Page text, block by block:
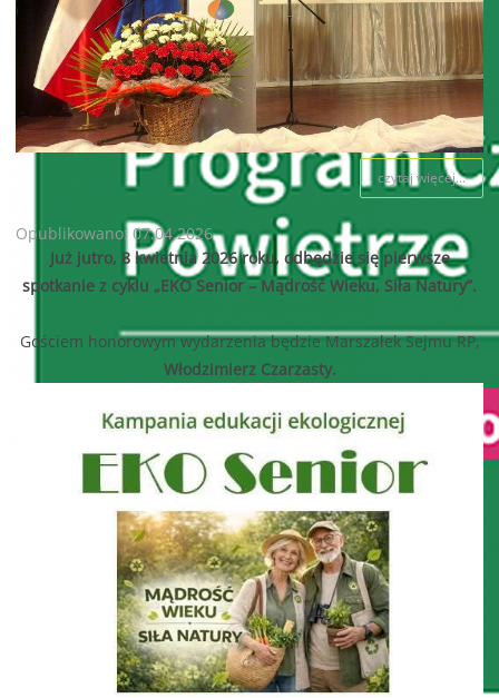
czytaj więcej...
Opublikowano: 07.04.2026
Już jutro, 8 kwietnia 2026 roku, odbędzie się pierwsze
spotkanie z cyklu „EKO Senior – Mądrość Wieku, Siła Natury”.
Gościem honorowym wydarzenia będzie Marszałek Sejmu RP,
Włodzimierz Czarzasty.